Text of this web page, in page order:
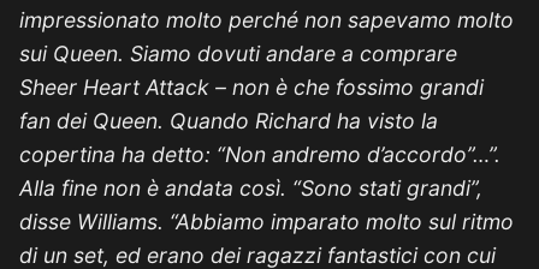
impressionato molto perché non sapevamo molto
sui Queen. Siamo dovuti andare a comprare
Sheer Heart Attack – non è che fossimo grandi
fan dei Queen. Quando Richard ha visto la
copertina ha detto: “Non andremo d’accordo”…”.
Alla fine non è andata così. “Sono stati grandi”,
disse Williams. “Abbiamo imparato molto sul ritmo
di un set, ed erano dei ragazzi fantastici con cui